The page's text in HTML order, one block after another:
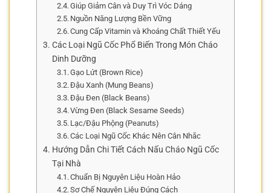
Giúp Giảm Cân và Duy Trì Vóc Dáng
Nguồn Năng Lượng Bền Vững
Cung Cấp Vitamin và Khoáng Chất Thiết Yếu
Các Loại Ngũ Cốc Phổ Biến Trong Món Cháo
Dinh Dưỡng
Gạo Lứt (Brown Rice)
Đậu Xanh (Mung Beans)
Đậu Đen (Black Beans)
Vừng Đen (Black Sesame Seeds)
Lạc/Đậu Phộng (Peanuts)
Các Loại Ngũ Cốc Khác Nên Cân Nhắc
Hướng Dẫn Chi Tiết Cách Nấu Cháo Ngũ Cốc
Tại Nhà
Chuẩn Bị Nguyên Liệu Hoàn Hảo
Sơ Chế Nguyên Liệu Đúng Cách